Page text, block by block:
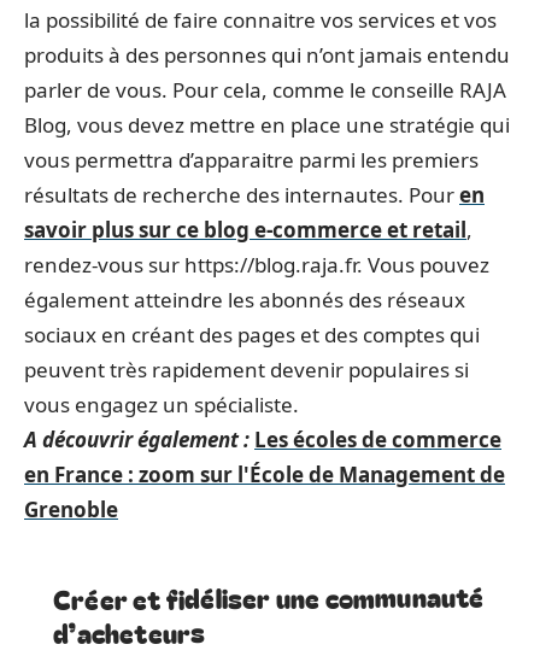
la possibilité de faire connaitre vos services et vos
produits à des personnes qui n’ont jamais entendu
parler de vous. Pour cela, comme le conseille RAJA
Blog, vous devez mettre en place une stratégie qui
vous permettra d’apparaitre parmi les premiers
résultats de recherche des internautes. Pouren
savoir plus sur ce blog e-commerce et retail,
rendez-vous sur https://blog.raja.fr. Vous pouvez
également atteindre les abonnés des réseaux
sociaux en créant des pages et des comptes qui
peuvent très rapidement devenir populaires si
vous engagez un spécialiste.
A découvrir également : Les écoles de commerce
en France : zoom sur l'École de Management de
Grenoble
Créer et fidéliser une communauté
d’acheteurs